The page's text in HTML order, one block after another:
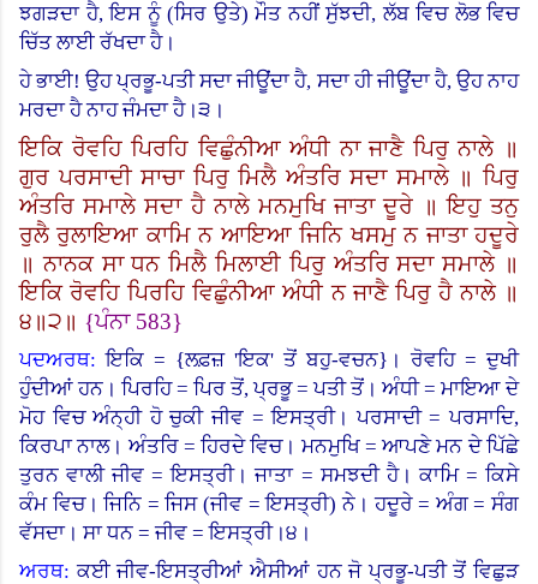
ਝਗੜਦਾ ਹੈ, ਇਸ ਨੂੰ (ਸਿਰ ਉਤੇ) ਮੌਤ ਨਹੀਂ ਸੁੱਝਦੀ,ਲੱਬ ਵਿਚ ਲੋਭ ਵਿਚ
ਚਿੱਤ ਲਾਈ ਰੱਖਦਾ ਹੈ।
ਹੇ ਭਾਈ! ਉਹ ਪ੍ਰਭੂ-ਪਤੀ ਸਦਾ ਜੀਊਂਦਾ ਹੈ, ਸਦਾ ਹੀ ਜੀਊਂਦਾ ਹੈ, ਉਹ ਨਾਹ
ਮਰਦਾ ਹੈ ਨਾਹ ਜੰਮਦਾ ਹੈ।੩।
ਇਕਿ ਰੋਵਹਿ ਪਿਰਹਿ ਵਿਛੁੰਨੀਆ ਅੰਧੀ ਨਾ ਜਾਣੈ ਪਿਰੁ ਨਾਲੇ ॥
ਗੁਰ ਪਰਸਾਦੀ ਸਾਚਾ ਪਿਰੁ ਮਿਲੈ ਅੰਤਰਿ ਸਦਾ ਸਮਾਲੇ ॥ ਪਿਰੁ
ਅੰਤਰਿ ਸਮਾਲੇ ਸਦਾ ਹੈ ਨਾਲੇ ਮਨਮੁਖਿ ਜਾਤਾ ਦੂਰੇ ॥ ਇਹੁ ਤਨੁ
ਰੁਲੈ ਰੁਲਾਇਆ ਕਾਮਿ ਨ ਆਇਆ ਜਿਨਿ ਖਸਮੁ ਨ ਜਾਤਾ ਹਦੂਰੇ
॥ ਨਾਨਕ ਸਾ ਧਨ ਮਿਲੈ ਮਿਲਾਈ ਪਿਰੁ ਅੰਤਰਿ ਸਦਾ ਸਮਾਲੇ ॥
ਇਕਿ ਰੋਵਹਿ ਪਿਰਹਿ ਵਿਛੁੰਨੀਆ ਅੰਧੀ ਨ ਜਾਣੈ ਪਿਰੁ ਹੈ ਨਾਲੇ ॥
੪॥੨॥ {ਪੰਨਾ 583}
ਪਦਅਰਥ: ਇਕਿ = {ਲਫ਼ਜ਼ 'ਇਕ'ਤੋਂ ਬਹੁ-ਵਚਨ} ।ਰੋਵਹਿ = ਦੁਖੀ
ਹੁੰਦੀਆਂ ਹਨ। ਪਿਰਹਿ = ਪਿਰ ਤੋਂ, ਪ੍ਰਭੂ = ਪਤੀ ਤੋਂ। ਅੰਧੀ = ਮਾਇਆ ਦੇ
ਮੋਹ ਵਿਚ ਅੰਨ੍ਹੀ ਹੋ ਚੁਕੀ ਜੀਵ = ਇਸਤ੍ਰੀ। ਪਰਸਾਦੀ = ਪਰਸਾਦਿ,
ਕਿਰਪਾ ਨਾਲ। ਅੰਤਰਿ = ਹਿਰਦੇ ਵਿਚ। ਮਨਮੁਖਿ = ਆਪਣੇ ਮਨ ਦੇ ਪਿੱਛੇ
ਤੁਰਨ ਵਾਲੀ ਜੀਵ = ਇਸਤ੍ਰੀ।ਜਾਤਾ = ਸਮਝਦੀ ਹੈ।ਕਾਮਿ = ਕਿਸੇ
ਕੰਮ ਵਿਚ। ਜਿਨਿ = ਜਿਸ (ਜੀਵ = ਇਸਤ੍ਰੀ) ਨੇ। ਹਦੂਰੇ = ਅੰਗ = ਸੰਗ
ਵੱਸਦਾ। ਸਾ ਧਨ = ਜੀਵ = ਇਸਤ੍ਰੀ।੪।
ਅਰਥ: ਕਈ ਜੀਵ-ਇਸਤ੍ਰੀਆਂ ਐਸੀਆਂ ਹਨ ਜੋ ਪ੍ਰਭੂ-ਪਤੀ ਤੋਂ ਵਿਛੁੜ